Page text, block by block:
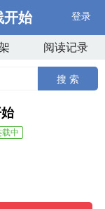
开始 登录
阅读记录
搜 索
载中